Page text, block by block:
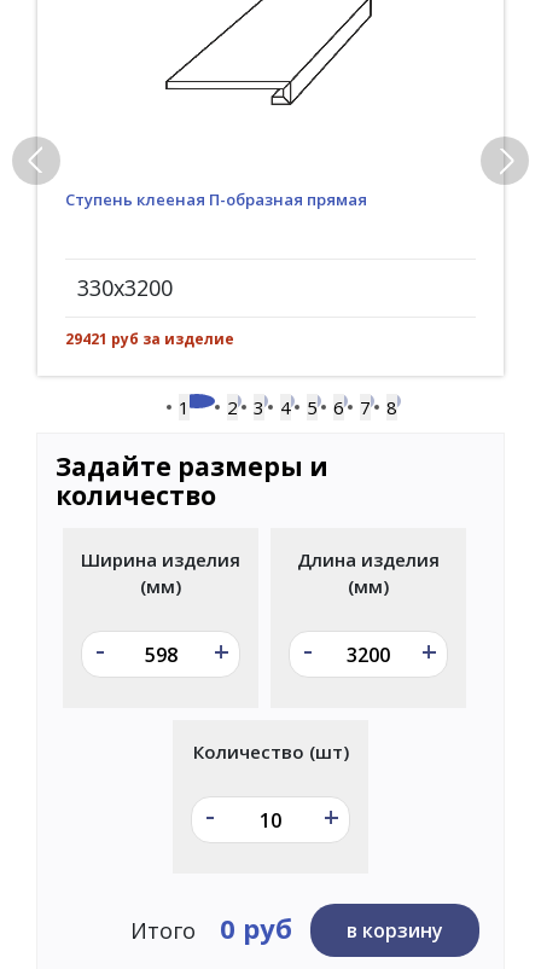
Ступень клееная П-образная прямая
330x3200
29421 руб за изделие
1 2 3 4 5 6 7 8
Задайте размеры и
количество
Ширина изделия
(мм)
- +
Длина изделия
(мм)
- +
Количество (шт)
- +
Итого 0 руб в корзину